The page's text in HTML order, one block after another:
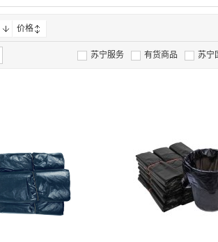
价格
苏宁服务 有货商品 苏宁